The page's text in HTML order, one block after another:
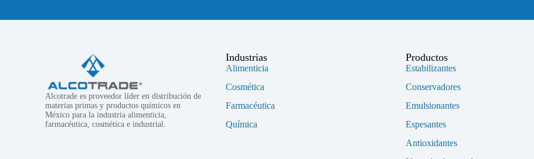
Alcotrade es proveedor líder en distribución de
materias primas y productos químicos en
México para la industria alimenticia,
farmacéutica, cosmética e industrial.
Industrias
Alimenticia
Cosmética
Farmacéutica
Química
Productos
Estabilizantes
Conservadores
Emulsionantes
Espesantes
Antioxidantes